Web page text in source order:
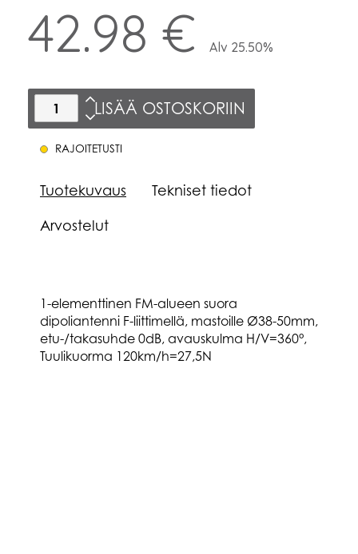
42.98 € Alv 25.50%
LISÄÄ OSTOSKORIIN
RAJOITETUSTI
Tuotekuvaus
Tekniset tiedot
Arvostelut
1-elementtinen FM-alueen suora
dipoliantenni F-liittimellä, mastoille Ø38-50mm,
etu-/takasuhde 0dB, avauskulma H/V=360°,
Tuulikuorma 120km/h=27,5N